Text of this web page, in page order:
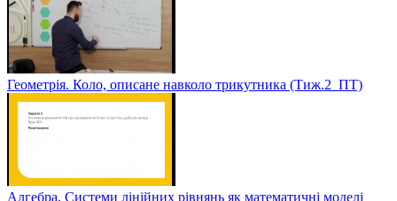
Геометрія. Коло, описане навколо трикутника (Тиж.2_ПТ)
Алгебра. Системи лінійних рівнянь як математичні моделі